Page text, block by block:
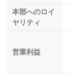
本部へのロイ
ヤリティ
営業利益